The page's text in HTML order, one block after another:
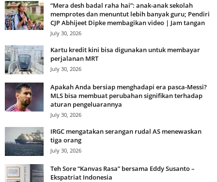
“Mera desh badal raha hai”: anak-anak sekolah
memprotes dan menuntut lebih banyak guru; Pendiri
CJP Abhijeet Dipke membagikan video | Jam tangan
July 30, 2026
Kartu kredit kini bisa digunakan untuk membayar
perjalanan MRT
July 30, 2026
Apakah Anda bersiap menghadapi era pasca-Messi?
MLS bisa membuat perubahan signifikan terhadap
aturan pengeluarannya
July 30, 2026
IRGC mengatakan serangan rudal AS menewaskan
tiga orang
July 30, 2026
Teh Sore “Kanvas Rasa” bersama Eddy Susanto –
Ekspatriat Indonesia